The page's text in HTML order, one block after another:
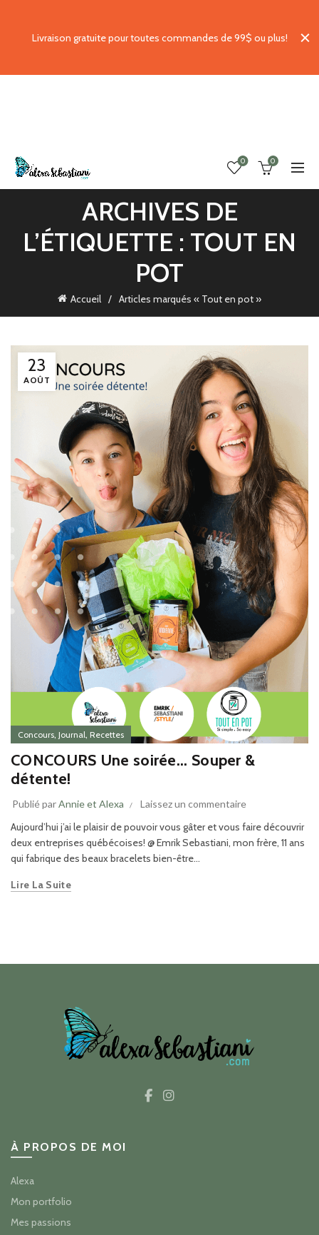
0 0
ARCHIVES DE
L’ÉTIQUETTE : TOUT EN
POT
Accueil Articles marqués « Tout en pot »
23
AOÛT
Concours, Journal, Recettes
CONCOURS Une soirée... Souper &
détente!
Publié parAnnie et Alexa Laissez un commentaire
Aujourd’hui j’ai le plaisir de pouvoir vous gâter et vous faire découvrir
deux entreprises québécoises! @ Emrik Sebastiani, mon frère, 11 ans
qui fabrique des beaux bracelets bien-être...
Lire La Suite
À PROPOS DE MOI
Alexa
Mon portfolio
Mes passions
Livraison gratuite pour toutes commandes de 99$ ou plus!